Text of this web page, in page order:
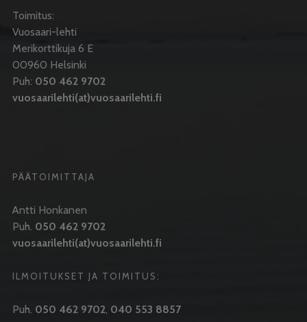
Toimitus:
Vuosaari-lehti
Merikorttikuja 6 E
00960 Helsinki
Puh: 050 462 9702
vuosaarilehti(at)vuosaarilehti.fi
PÄÄTOIMITTAJA
Antti Honkanen
Puh. 050 462 9702
vuosaarilehti(at)vuosaarilehti.fi
ILMOITUKSET JA TOIMITUS:
Puh. 050 462 9702, 040 553 8857